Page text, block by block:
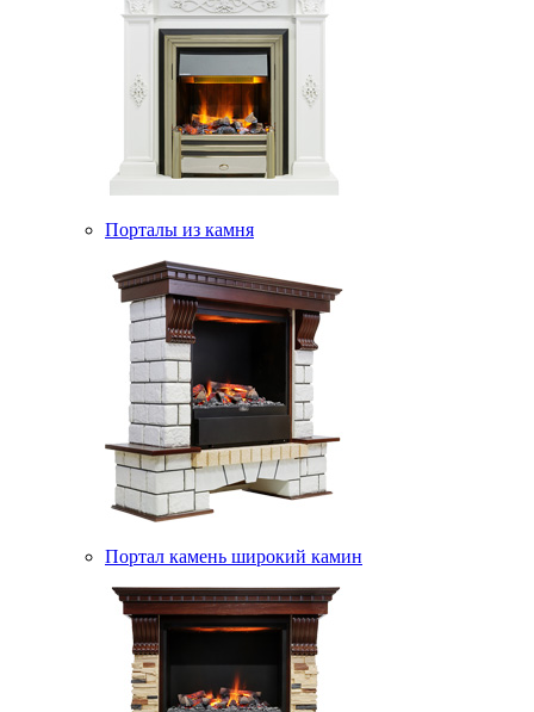
Порталы из камня
Портал камень широкий камин